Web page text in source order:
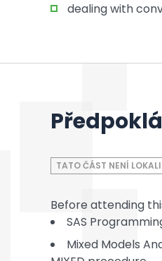
dealing with
TATO ČÁST NENÍ
Before attending
SAS
Mixed Models